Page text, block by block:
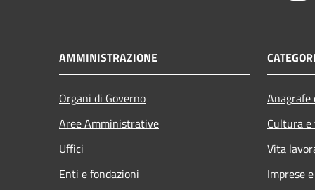
AMMINISTRAZIONE
Organi di Governo
Aree Amministrative
Uffici
Enti e fondazioni
Cultura
Vita
Imprese